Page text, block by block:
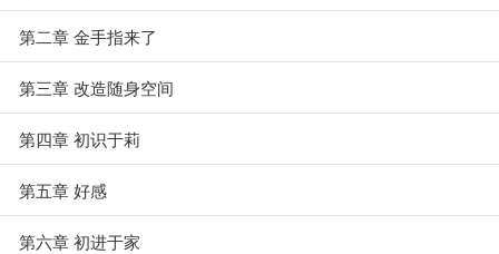
第二章 金手指来了
第三章 改造随身空间
第四章 初识于莉
第五章 好感
第六章 初进于家